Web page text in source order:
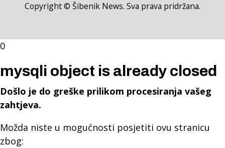
Copyright © Šibenik News. Sva prava pridržana.
0
mysqli object is already closed
Došlo je do greške prilikom procesiranja vašeg
zahtjeva.
Možda niste u mogućnosti posjetiti ovu stranicu
zbog: